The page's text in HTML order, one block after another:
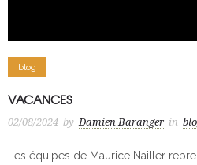
blog
VACANCES
02/08/2024 by Damien Baranger in
Les équipes de Maurice Nailler